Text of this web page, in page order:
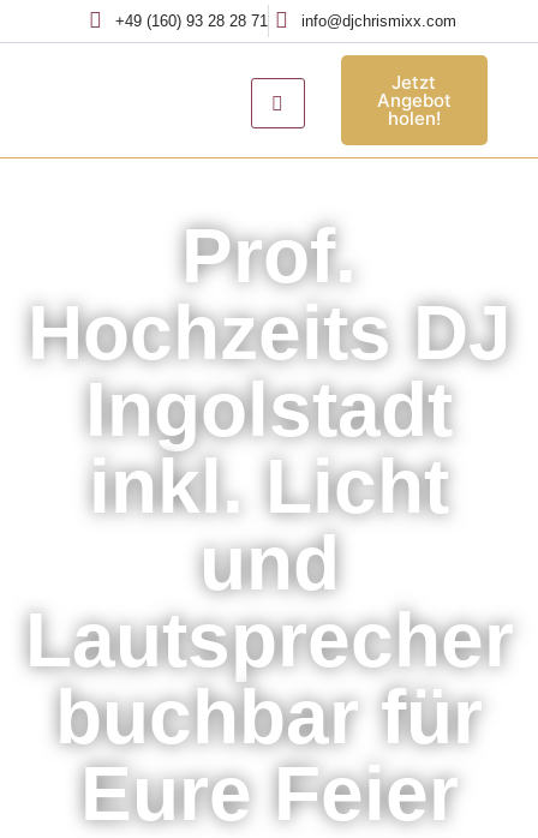
+49 (160) 93 28 28 71 info@djchrismixx.com
Jetzt
Angebot
holen!
Prof.
Hochzeits DJ
Ingolstadt
inkl. Licht
und
Lautsprecher
buchbar für
Eure Feier